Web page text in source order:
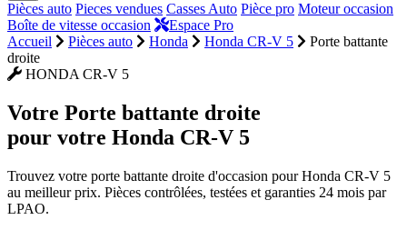
Pièces auto Pieces vendues Casses Auto Pièce pro Moteur occasion
Boîte de vitesse occasion
Espace Pro
Accueil
Pièces auto Honda Honda CR-V 5
Porte battante
droite
HONDA CR-V 5
Votre Porte battante droite
pour votre Honda CR-V 5
Trouvez votre porte battante droite d'occasion pour Honda CR-V 5
au meilleur prix. Pièces contrôlées, testées et garanties 24 mois par
LPAO.